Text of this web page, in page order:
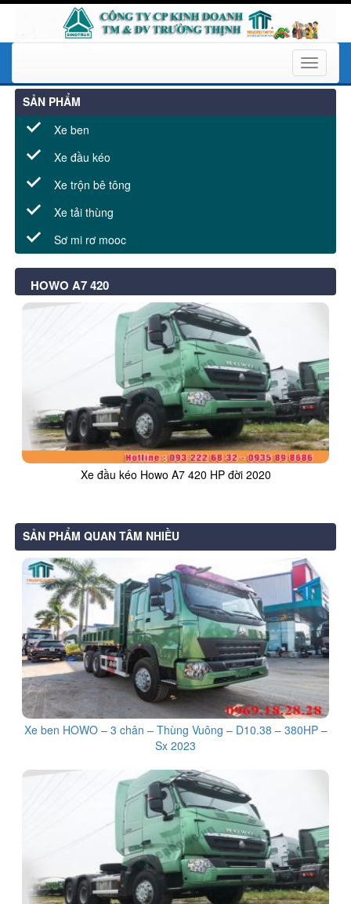
Toggle
SẢN PHẨM
Xe ben
Xe đầu kéo
Xe trộn bê tông
Xe tải thùng
Sơ mi rơ mooc
HOWO A7 420
Xe đầu kéo Howo A7 420 HP đời 2020
SẢN PHẨM QUAN TÂM NHIỀU
Xe ben HOWO – 3 chân – Thùng Vuông – D10.38 – 380HP –
Sx 2023